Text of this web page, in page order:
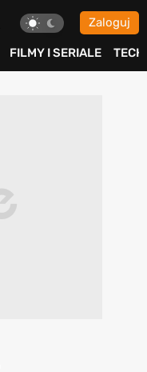
Zaloguj
FILMY I SERIALE TECH